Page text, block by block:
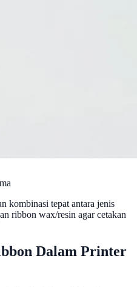
kombinasi tepat antara jenis
ribbon wax/resin agar cetakan
Dalam Printer